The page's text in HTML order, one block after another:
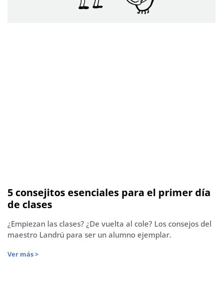
5 consejitos esenciales para el primer día
de clases
¿Empiezan las clases? ¿De vuelta al cole? Los consejos del
maestro Landrú para ser un alumno ejemplar.
Ver más >